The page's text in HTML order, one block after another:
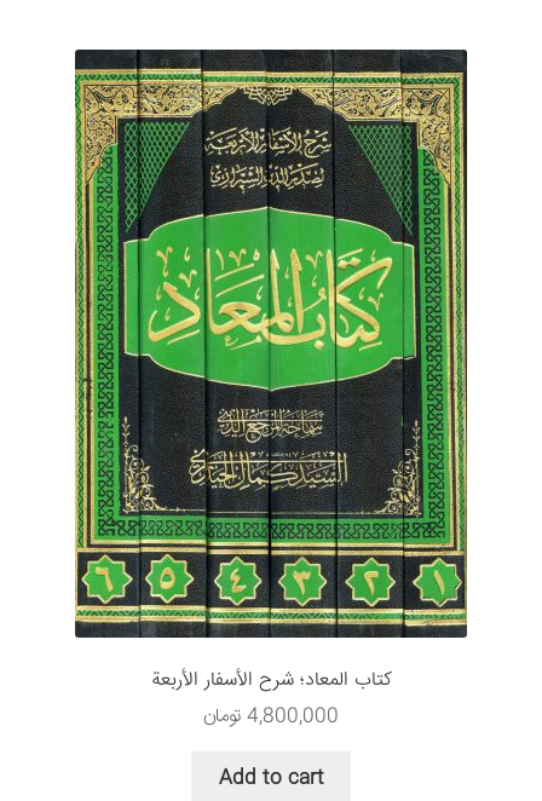
برگه نمونه
برگه نمونه
پرداخت
تماس با ما
ثبت شکایات
حساب کاربری من
درباره ما
سبد خرید
قوانین و مقررات
كتاب المعاد؛ شرح الأسفار الأربعة
4,800,000 تومان
Add to cart